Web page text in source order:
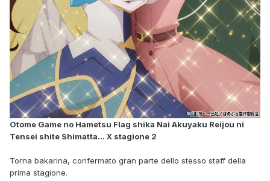
Otome Game no Hametsu Flag shika Nai Akuyaku Reijou ni
Tensei shite Shimatta… X stagione 2
Torna bakarina, confermato gran parte dello stesso staff della
prima stagione.